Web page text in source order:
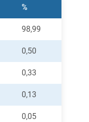
%
98,99
0,50
0,33
0,13
0,05